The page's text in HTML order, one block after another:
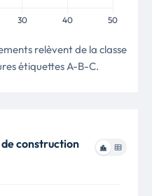
relèvent de la classe
étiquettes A-B-C.
construction